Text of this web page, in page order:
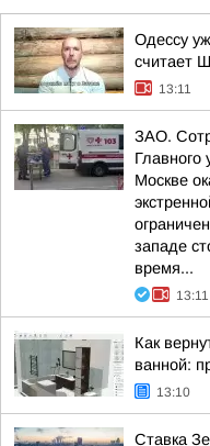
Одессу
считает
13:11
ЗАО.
Главного
Москве
западе
время...
13:11
Как
ванной:
13:10
Ставка